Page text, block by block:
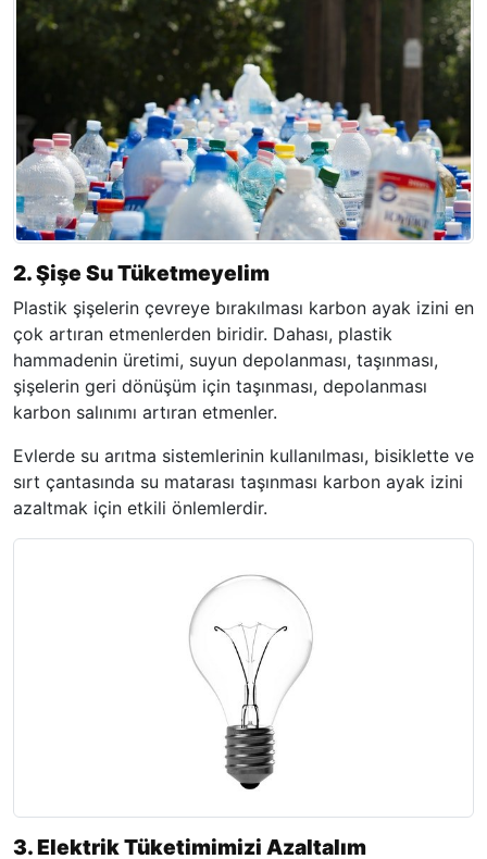
2. Şişe Su Tüketmeyelim
Plastik şişelerin çevreye bırakılması karbon ayak izini en
çok artıran etmenlerden biridir. Dahası, plastik
hammadenin üretimi, suyun depolanması, taşınması,
şişelerin geri dönüşüm için taşınması, depolanması
karbon salınımı artıran etmenler.
Evlerde su arıtma sistemlerinin kullanılması, bisiklette ve
sırt çantasında su matarası taşınması karbon ayak izini
azaltmak için etkili önlemlerdir.
3. Elektrik Tüketimimizi Azaltalım